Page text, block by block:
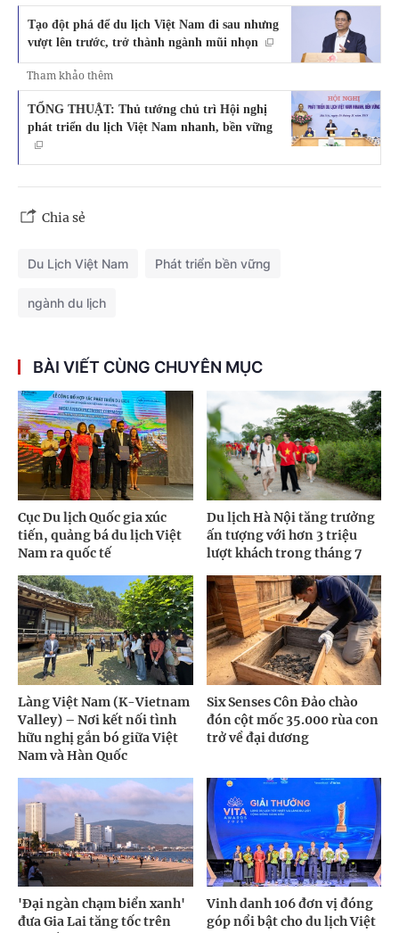
Tạo đột phá để du lịch Việt Nam đi sau nhưng
vượt lên trước, trở thành ngành mũi nhọn
Tham khảo thêm
TỔNG THUẬT: Thủ tướng chủ trì Hội nghị
phát triển du lịch Việt Nam nhanh, bền vững
Chia sẻ
Du Lịch Việt Nam Phát triển bền vững
ngành du lịch
BÀI VIẾT CÙNG CHUYÊN MỤC
Cục Du lịch Quốc gia xúc
tiến, quảng bá du lịch Việt
Nam ra quốc tế
Du lịch Hà Nội tăng trưởng
ấn tượng với hơn 3 triệu
lượt khách trong tháng 7
Làng Việt Nam (K-Vietnam
Valley) – Nơi kết nối tình
hữu nghị gắn bó giữa Việt
Nam và Hàn Quốc
Six Senses Côn Đảo chào
đón cột mốc 35.000 rùa con
trở về đại dương
'Đại ngàn chạm biển xanh'
đưa Gia Lai tăng tốc trên
Vinh danh 106 đơn vị đóng
góp nổi bật cho du lịch Việt